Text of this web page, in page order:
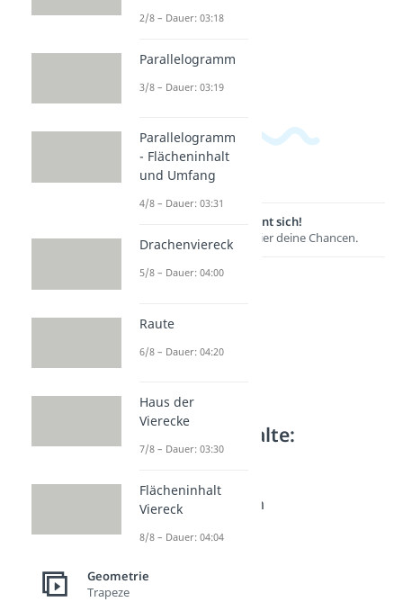
Lernen lohnt sich!
Entdecke hier deine Chancen.
Weitere Inhalte:
Geometrie
Ebenen
Koordinatenform
Parameterform
Normalenvektor
2/8 – Dauer: 03:18
Parallelogramm
3/8 – Dauer: 03:19
Parallelogramm
- Flächeninhalt
und Umfang
4/8 – Dauer: 03:31
Drachenviereck
5/8 – Dauer: 04:00
Raute
6/8 – Dauer: 04:20
Haus der
Vierecke
7/8 – Dauer: 03:30
Flächeninhalt
Viereck
8/8 – Dauer: 04:04
Geometrie
Trapeze